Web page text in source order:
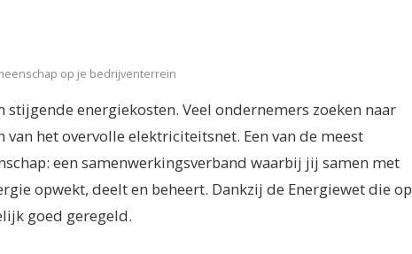
op je bedrijventerrein
energiekosten. Veel ondernemers zoeken naar
het overvolle elektriciteitsnet. Een van de meest
een samenwerkingsverband waarbij jij samen met
opwekt, deelt en beheert. Dankzij de Energiewet die op
goed geregeld.